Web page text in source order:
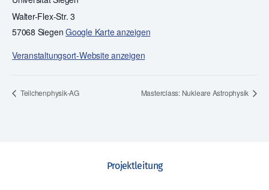
Walter-Flex-Str. 3
57068 SiegenGoogle Karte anzeigen
Veranstaltungsort-Website anzeigen
Teilchenphysik-AG Masterclass: Nukleare Astrophysik
Projektleitung